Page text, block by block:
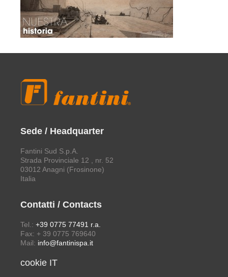
Sede / Headquarter
Fantini Sud S.p.A.
Strada Provinciale 12 , nr. 52
03012 Anagni (Frosinone)
Italia
Contatti / Contacts
Tel.: +39 0775 77491 r.a.
Fax: + 39 0775 769640
Mail: info@fantinispa.it
cookie IT